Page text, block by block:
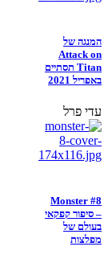
המנגה של
Attack on
Titan תסתיים
באפריל 2021
עדי פרל
Monster #8
– סיפור קפקאי
בעולם של
מפלצות